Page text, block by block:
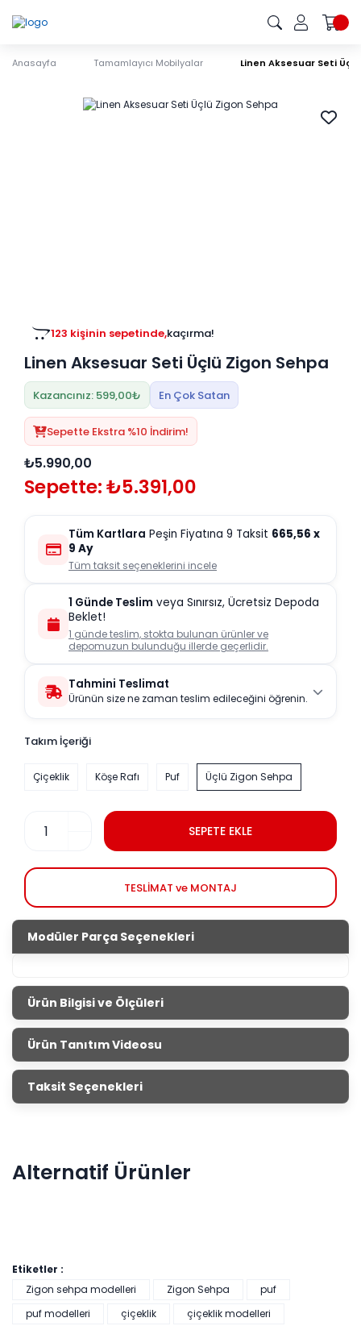
Anasayfa Tamamlayıcı Mobilyalar Linen Aksesuar Seti
123 kişinin sepetinde,kaçırma!
Linen Aksesuar Seti Üçlü Zigon Sehpa
Kazancınız: 599,00₺ En Çok Satan
Sepette Ekstra %10 İndirim!
₺5.990,00
Sepette: ₺5.391,00
Tüm Kartlara Peşin Fiyatına 9 Taksit 665,56 x
9 Ay
Tüm taksit seçeneklerini incele
1 Günde Teslim veya Sınırsız, Ücretsiz Depoda
Beklet!
1 günde teslim, stokta bulunan ürünler ve
depomuzun bulunduğu illerde geçerlidir.
Tahmini Teslimat
Ürünün size ne zaman teslim edileceğini öğrenin.
Takım İçeriği
Çiçeklik Köşe Rafı Puf Üçlü Zigon Sehpa
SEPETE EKLE
TESLİMAT ve MONTAJ
Modüler Parça Seçenekleri
Ürün Bilgisi ve Ölçüleri
Aksesuar Setleri
Salonların tamamlayıcısı aksesuar setleri ile evini
mağazalarımızdan satın alarak evini dekore edebilirsin.
Ürün Tanıtım Videosu
Taksit Seçenekleri
Alternatif Ürünler
Etiketler :
Zigon sehpa modelleri
Zigon Sehpa
puf
puf modelleri
çiçeklik
çiçeklik modelleri